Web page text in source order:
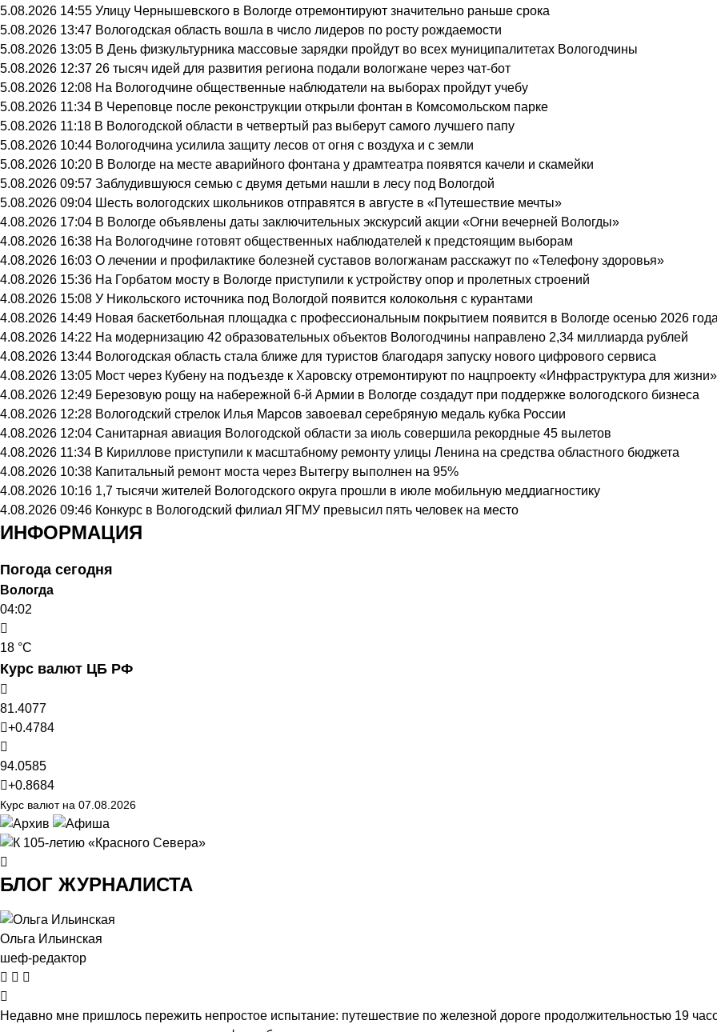
5.08.2026 14:55 Улицу Чернышевского в Вологде отремонтируют значительно раньше срока
5.08.2026 13:47 Вологодская область вошла в число лидеров по росту рождаемости
5.08.2026 13:05 В День физкультурника массовые зарядки пройдут во всех муниципалитетах Вологодчины
5.08.2026 12:37 26 тысяч идей для развития региона подали вологжане через чат-бот
5.08.2026 12:08 На Вологодчине общественные наблюдатели на выборах пройдут учебу
5.08.2026 11:34 В Череповце после реконструкции открыли фонтан в Комсомольском парке
5.08.2026 11:18 В Вологодской области в четвертый раз выберут самого лучшего папу
5.08.2026 10:44 Вологодчина усилила защиту лесов от огня с воздуха и с земли
5.08.2026 10:20 В Вологде на месте аварийного фонтана у драмтеатра появятся качели и скамейки
5.08.2026 09:57 Заблудившуюся семью с двумя детьми нашли в лесу под Вологдой
5.08.2026 09:04 Шесть вологодских школьников отправятся в августе в «Путешествие мечты»
4.08.2026 17:04 В Вологде объявлены даты заключительных экскурсий акции «Огни вечерней Вологды»
4.08.2026 16:38 На Вологодчине готовят общественных наблюдателей к предстоящим выборам
4.08.2026 16:03 О лечении и профилактике болезней суставов вологжанам расскажут по «Телефону здоровья»
4.08.2026 15:36 На Горбатом мосту в Вологде приступили к устройству опор и пролетных строений
4.08.2026 15:08 У Никольского источника под Вологдой появится колокольня с курантами
4.08.2026 14:49 Новая баскетбольная площадка с профессиональным покрытием появится в Вологде осенью 2026 года
4.08.2026 14:22 На модернизацию 42 образовательных объектов Вологодчины направлено 2,34 миллиарда рублей
4.08.2026 13:44 Вологодская область стала ближе для туристов благодаря запуску нового цифрового сервиса
4.08.2026 13:05 Мост через Кубену на подъезде к Харовску отремонтируют по нацпроекту «Инфраструктура для жизни»
4.08.2026 12:49 Березовую рощу на набережной 6-й Армии в Вологде создадут при поддержке вологодского бизнеса
4.08.2026 12:28 Вологодский стрелок Илья Марсов завоевал серебряную медаль кубка России
4.08.2026 12:04 Санитарная авиация Вологодской области за июль совершила рекордные 45 вылетов
4.08.2026 11:34 В Кириллове приступили к масштабному ремонту улицы Ленина на средства областного бюджета
4.08.2026 10:38 Капитальный ремонт моста через Вытегру выполнен на 95%
4.08.2026 10:16 1,7 тысячи жителей Вологодского округа прошли в июле мобильную меддиагностику
4.08.2026 09:46 Конкурс в Вологодский филиал ЯГМУ превысил пять человек на место
ИНФОРМАЦИЯ
Погода сегодня
Вологда
04:02
18 °C
Курс валют ЦБ РФ
81.4077
+0.4784
94.0585
+0.8684
Курс валют на 07.08.2026
БЛОГ ЖУРНАЛИСТА
Ольга Ильинская
шеф-редактор
Недавно мне пришлось пережить непростое испытание: путешествие по железной дороге продолжительностью 19